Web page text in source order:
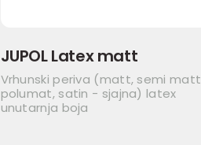
JUPOL Latex matt
Vrhunski periva (matt, semi matt
polumat, satin - sjajna) latex
unutarnja boja